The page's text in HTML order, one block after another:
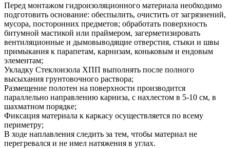
Перед монтажом гидроизоляционного материала необходимо
подготовить основание: обеспылить, очистить от загрязнений,
мусора, посторонних предметов; обработать поверхность
битумной мастикой или праймером, загерметизировать
вентиляционные и дымовыводящие отверстия, стыки и швы
примыкания к парапетам, карнизам, коньковым и ендовым
элементам;
Укладку Стеклоизола ХПП выполнять после полного
высыхания грунтовочного раствора;
Размещение полотен на поверхности производится
параллельно направлению карниза, с нахлестом в 5-10 см, в
шахматном порядке;
Фиксация материала к каркасу осуществляется по всему
периметру;
В ходе наплавления следить за тем, чтобы материал не
перегревался и не имел натяжения в углах.